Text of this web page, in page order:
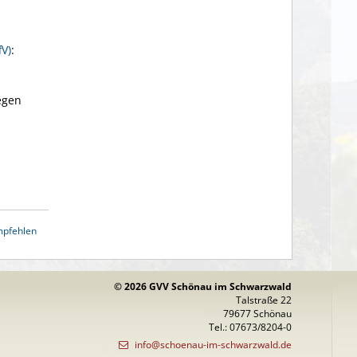
:
© 2026 GVV Schönau im Schwarzwald
Talstraße 22
79677 Schönau
Tel.: 07673/8204-0
info@schoenau-im-schwarzwald.de